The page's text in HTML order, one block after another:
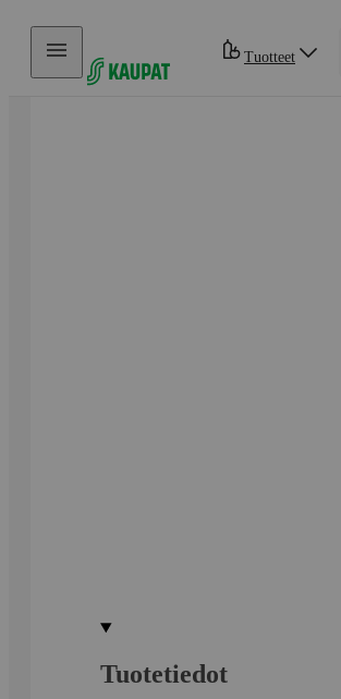
Hyppää sisältöön
Tuotteet
Tuotetiedot